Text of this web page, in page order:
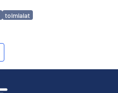
toimialat